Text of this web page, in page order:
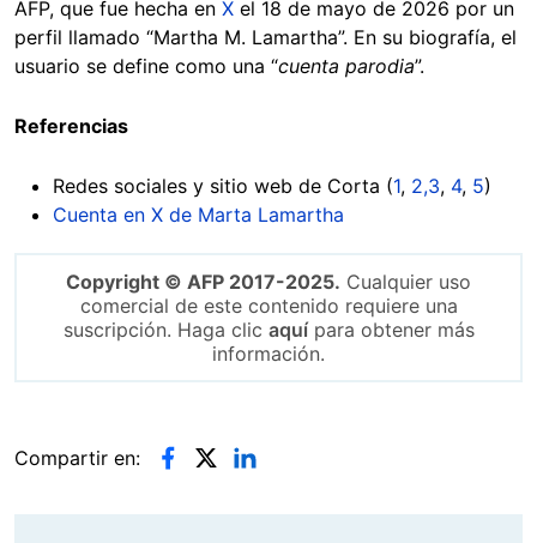
AFP, que fue hecha en X el 18 de mayo de 2026 por un
perfil llamado “Martha M. Lamartha”. En su biografía, el
usuario se define como una “cuenta parodia”.
Referencias
Redes sociales y sitio web de Corta (1, 2,3, 4, 5)
Cuenta en X de Marta Lamartha
Copyright © AFP 2017-2025. Cualquier uso
comercial de este contenido requiere una
suscripción. Haga clic aquípara obtener más
información.
Compartir en: